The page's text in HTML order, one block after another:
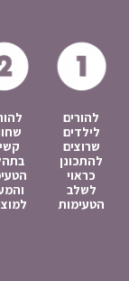
להורים
לילדים
שרוצים
להתכונן
כראוי
לשלב
הטעימות